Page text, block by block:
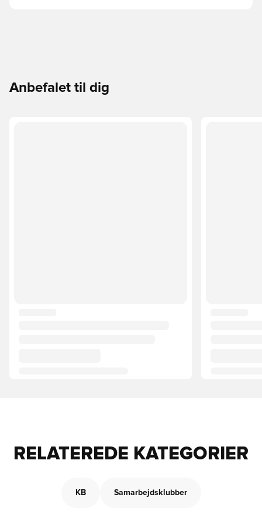
Anbefalet til dig
RELATEREDE KATEGORIER
KB Samarbejdsklubber